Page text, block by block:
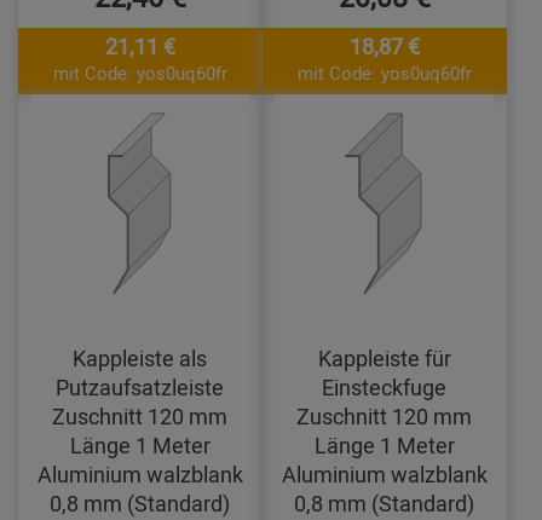
21,11 €
mit Code: yos0uq60fr
18,87 €
mit Code: yos0uq60fr
Kappleiste als
Putzaufsatzleiste
Zuschnitt 120 mm
Länge 1 Meter
Aluminium walzblank
0,8 mm (Standard)
Kappleiste für
Einsteckfuge
Zuschnitt 120 mm
Länge 1 Meter
Aluminium walzblank
0,8 mm (Standard)